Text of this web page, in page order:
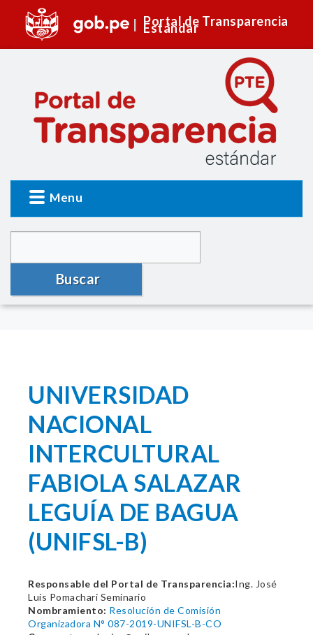
Portal de Transparencia
Estándar
Menu
Buscar
UNIVERSIDAD
NACIONAL
INTERCULTURAL
FABIOLA SALAZAR
LEGUÍA DE BAGUA
(UNIFSL-B)
Responsable del Portal de Transparencia:Ing. José
Luis Pomachari Seminario
Nombramiento: Resolución de Comisión
Organizadora N° 087-2019-UNIFSL-B-CO